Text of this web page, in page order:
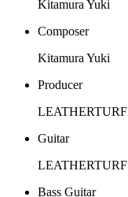
Kitamura Yuki
Composer
Kitamura Yuki
Producer
LEATHERTURF
Guitar
LEATHERTURF
Bass Guitar